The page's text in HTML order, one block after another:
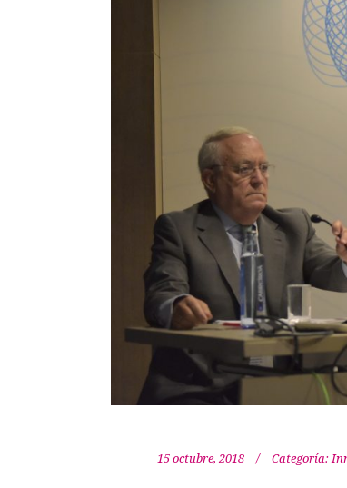
15 octubre, 2018 Categoría: